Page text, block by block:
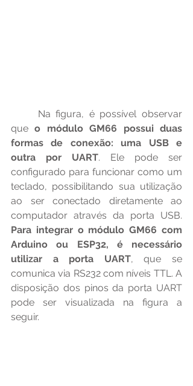
que o módulo GM66 possui duas
formas de conexão: uma USB e
outra por UART. Ele pode ser
configurado para funcionar como um
teclado, possibilitando sua utilização
ao ser conectado diretamente ao
Para integrar o módulo GM66 com
Arduino ou ESP32, é necessário
utilizar a porta UART, que se
comunica via RS232 com níveis TTL. A
disposição dos pinos da porta UART
pode ser visualizada na figura a
seguir.